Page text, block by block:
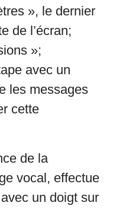
», le dernier
de l’écran;
»;
avec un
les messages
cette
de la
vocal, effectue
un doigt sur